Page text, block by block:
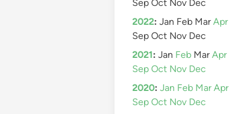
Sep Oct Nov Dec
2022: Jan Feb Mar Apr
Sep Oct Nov Dec
2021: Jan Feb Mar Apr
Sep Oct Nov Dec
2020: Jan Feb Mar Apr
Sep Oct Nov Dec